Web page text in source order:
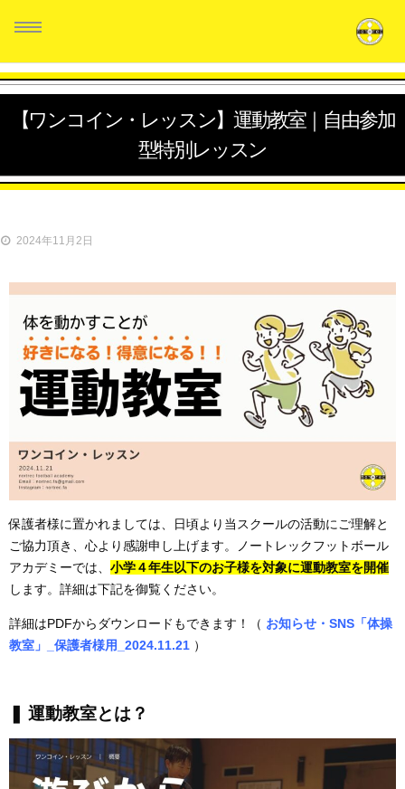
クラス紹介
お問い合せ
【ワンコイン・レッスン】運動教室｜自由参加
型特別レッスン
2024年11月2日
保護者様に置かれましては、日頃より当スクールの活動にご理解と
ご協力頂き、心より感謝申し上げます。ノートレックフットボール
アカデミーでは、 小学４年生以下のお子様を対象に運動教室を開催
します。詳細は下記を御覧ください。
詳細はPDFからダウンロードもできます！（ お知らせ・SNS「体操
教室」_保護者様用_2024.11.21 ）
❚ 運動教室とは？